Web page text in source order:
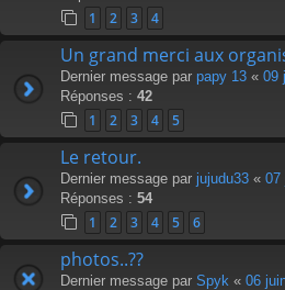
1 2 3 4
Un grand merci aux
Dernier message par papy 13 « 09
Réponses : 42
1 2 3 4 5
Le retour.
Dernier message par jujudu33 « 07
Réponses : 54
1 2 3 4 5 6
photos..??
Dernier message par Spyk « 06